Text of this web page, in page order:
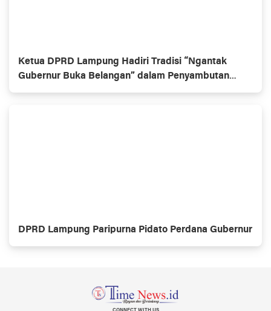
Ketua DPRD Lampung Hadiri Tradisi “Ngantak
Gubernur Buka Belangan” dalam Penyambutan
Gubernur Baru
DPRD Lampung Paripurna Pidato Perdana Gubernur